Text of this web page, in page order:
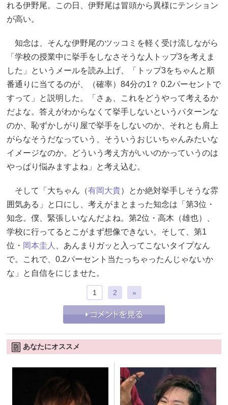
れる伊野尾。この日、伊野尾は冒頭から異様にテンション
が高い。
知念は、そんな伊野尾のツッコミを軽く受け流しながら
「学校の授業中に挙手をしなさそうな人トップ3を考えま
した」というメールを読み上げ、「トップ3をちゃんと順
番通りに当てるのが、（確率）84分の1？ 0.2パーセントで
すって」と説明した。「さぁ、これをどうやって考えるか
だよな。答えがわからなくて挙手しないというパターンな
のか、恥ずかしがり屋で挙手をしないのか、それとも肩上
がらなそうだなっていう、そういうおじいちゃんみたいな
イメージなのか。どういう考え方がいいのかっていうのは
やっぱり悩みますよね」と考え込む。
そして「大ちゃん（有岡大貴）とか絶対挙手しそうな雰
囲気ある」と口にし、考えがまとまった知念は「第3位・
知念。僕、緊張しいなんだよね。第2位・高木（雄也）、
学校に行ってるとこがまず想像できない。そして、第1
位・ 岡本圭人
、あんまりガッと入ってこないタイプなん
で。これで、0.2パーセント当たっちゃったんじゃないか
な」と自信をにじませた。
1 2 »
あなたにオススメ